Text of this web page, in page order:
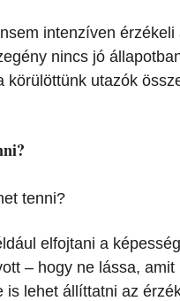
intenzíven
nincs jó
körülöttünk utazók
tenni?
elfojtani a
– hogy ne lássa,
is lehet állíttatni az